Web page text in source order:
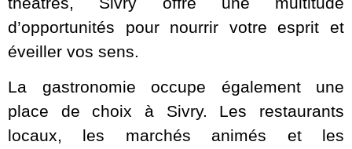
d’opportunités pour nourrir votre esprit et
éveiller vos sens.
La gastronomie occupe également une
place de choix à Sivry. Les restaurants
locaux, les marchés animés et les